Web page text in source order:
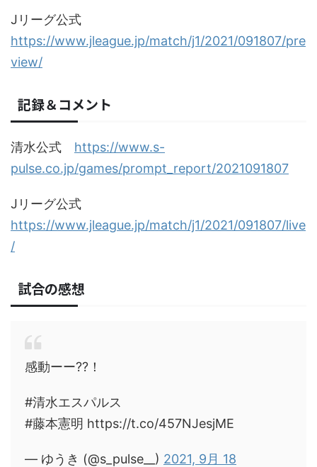
Jリーグ公式
https://www.jleague.jp/match/j1/2021/091807/pre
view/
記録＆コメント
清水公式 https://www.s-
pulse.co.jp/games/prompt_report/2021091807
Jリーグ公式
https://www.jleague.jp/match/j1/2021/091807/live
/
試合の感想
感動ーー??！
#清水エスパルス
#藤本憲明 https://t.co/457NJesjME
— ゆうき (@s_pulse__) 2021, 9月 18